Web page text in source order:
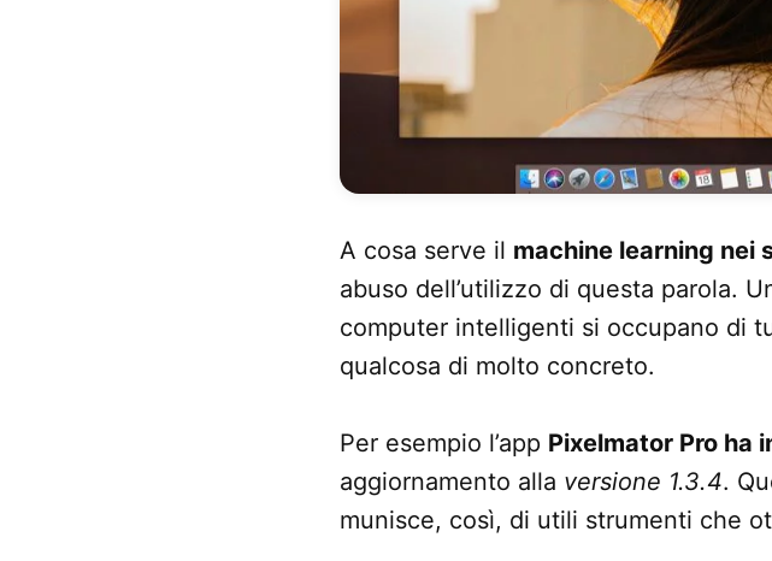
A cosa serve il machine learning nei
abuso dell’utilizzo di questa parola.
computer intelligenti si occupano di
qualcosa di molto concreto.
Per esempio l’app Pixelmator Pro ha
aggiornamento alla versione 1.3.4.
munisce, così, di utili strumenti che